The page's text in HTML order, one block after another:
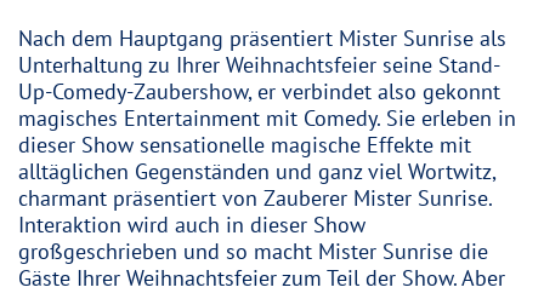
Nach dem Hauptgang präsentiert Mister Sunrise als
Unterhaltung zu Ihrer Weihnachtsfeier seine Stand-
Up-Comedy-Zaubershow, er verbindet also gekonnt
magisches Entertainment mit Comedy. Sie erleben in
dieser Show sensationelle magische Effekte mit
alltäglichen Gegenständen und ganz viel Wortwitz,
charmant präsentiert von Zauberer Mister Sunrise.
Interaktion wird auch in dieser Show
großgeschrieben und so macht Mister Sunrise die
Gäste Ihrer Weihnachtsfeier zum Teil der Show. Aber